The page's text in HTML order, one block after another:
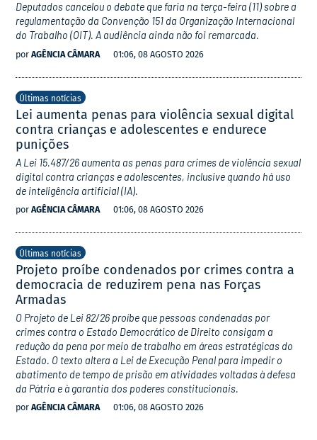
Deputados cancelou o debate que faria na terça-feira (11) sobre a
regulamentação da Convenção 151 da Organização Internacional
do Trabalho (OIT). A audiência ainda não foi remarcada.
por AGÊNCIA CÂMARA 01:06, 08 AGOSTO 2026
Últimas notícias
Lei aumenta penas para violência sexual digital
contra crianças e adolescentes e endurece
punições
A Lei 15.487/26 aumenta as penas para crimes de violência sexual
digital contra crianças e adolescentes, inclusive quando há uso
de inteligência artificial (IA).
por AGÊNCIA CÂMARA 01:06, 08 AGOSTO 2026
Últimas notícias
Projeto proíbe condenados por crimes contra a
democracia de reduzirem pena nas Forças
Armadas
O Projeto de Lei 82/26 proíbe que pessoas condenadas por
crimes contra o Estado Democrático de Direito consigam a
redução da pena por meio de trabalho em áreas estratégicas do
Estado. O texto altera a Lei de Execução Penal para impedir o
abatimento de tempo de prisão em atividades voltadas à defesa
da Pátria e à garantia dos poderes constitucionais.
por AGÊNCIA CÂMARA 01:06, 08 AGOSTO 2026